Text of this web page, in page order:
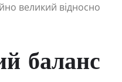
великий відносно
баланс